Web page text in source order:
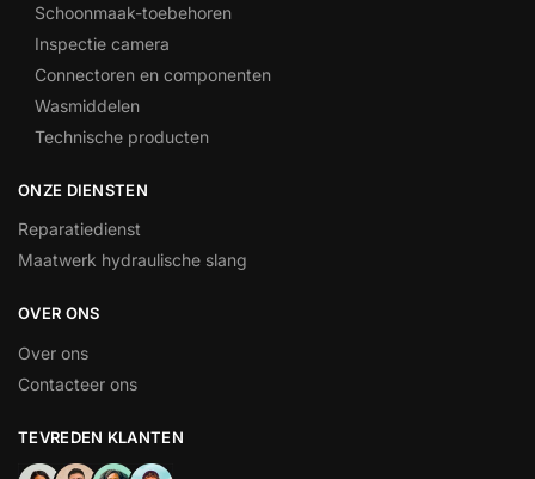
Schoonmaak-toebehoren
Inspectie camera
Connectoren en componenten
Wasmiddelen
Technische producten
ONZE DIENSTEN
Reparatiedienst
Maatwerk hydraulische slang
OVER ONS
Over ons
Contacteer ons
TEVREDEN KLANTEN